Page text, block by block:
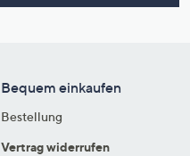
Bequem einkaufen
Bestellung
Vertrag widerrufen